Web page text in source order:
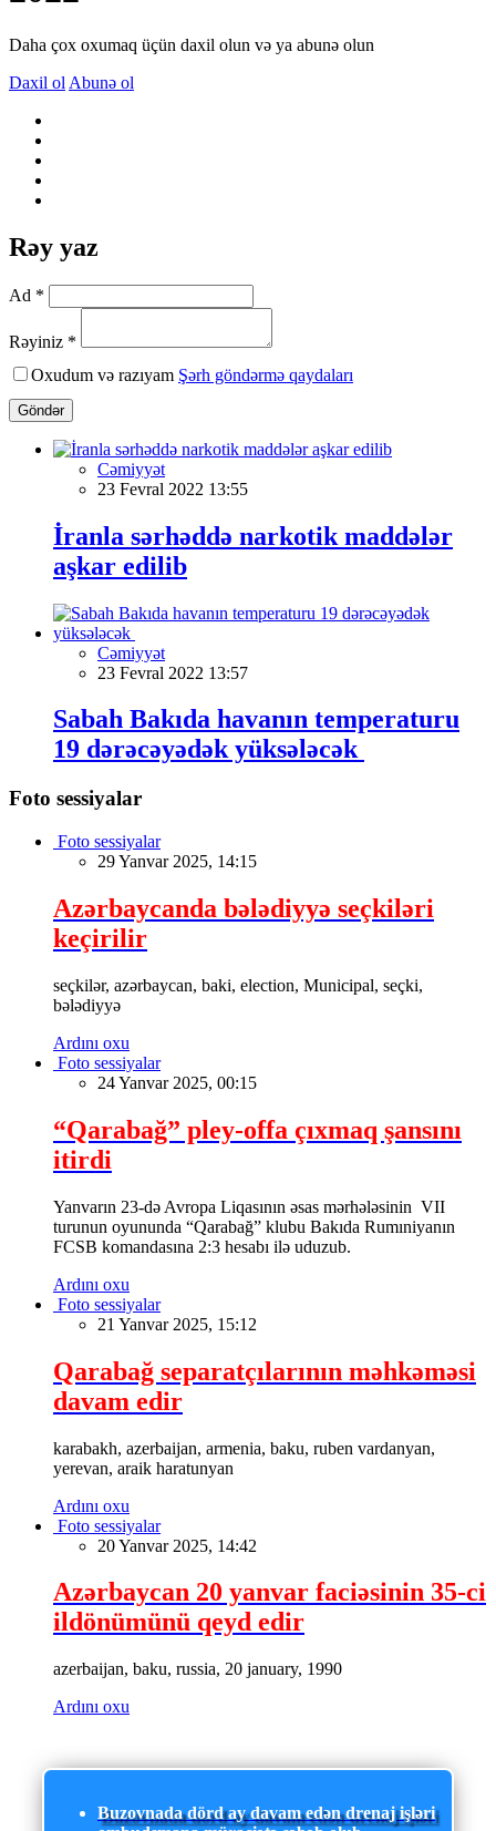
Daha çox oxumaq üçün daxil olun və ya abunə olun
Daxil ol Abunə ol
Rəy yaz
Ad *
Rəyiniz *
Oxudum və razıyam Şərh göndərmə qaydaları
Göndər
Cəmiyyət
23 Fevral 2022 13:55
İranla sərhəddə narkotik maddələr
aşkar edilib
Cəmiyyət
23 Fevral 2022 13:57
Sabah Bakıda havanın temperaturu
19 dərəcəyədək yüksələcək
Foto sessiyalar
Foto sessiyalar
29 Yanvar 2025, 14:15
Azərbaycanda bələdiyyə seçkiləri
keçirilir
seçkilər, azərbaycan, baki, election, Municipal, seçki,
bələdiyyə
Ardını oxu
Foto sessiyalar
24 Yanvar 2025, 00:15
“Qarabağ” pley-offa çıxmaq şansını
itirdi
Yanvarın 23-də Avropa Liqasının əsas mərhələsinin VII
turunun oyununda “Qarabağ” klubu Bakıda Rumıniyanın
FCSB komandasına 2:3 hesabı ilə uduzub.
Ardını oxu
Foto sessiyalar
21 Yanvar 2025, 15:12
Qarabağ separatçılarının məhkəməsi
davam edir
karabakh, azerbaijan, armenia, baku, ruben vardanyan,
yerevan, araik haratunyan
Ardını oxu
Foto sessiyalar
20 Yanvar 2025, 14:42
Azərbaycan 20 yanvar faciəsinin 35-ci
ildönümünü qeyd edir
azerbaijan, baku, russia, 20 january, 1990
Ardını oxu
Buzovnada dörd ay davam edən drenaj işləri